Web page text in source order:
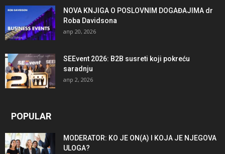
NOVA KNJIGA O POSLOVNIM DOGAĐAJIMA dr
Roba Davidsona
апр 20, 2026
SEEvent 2026: B2B susreti koji pokreću
saradnju
апр 2, 2026
POPULAR
MODERATOR: KO JE ON(A) I KOJA JE NJEGOVA
ULOGA?